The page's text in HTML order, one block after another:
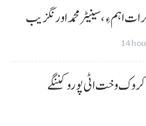
اہم ءِ،سینیٹر محمد اورنگزیب
14
وخت اٹی پورو کننگے